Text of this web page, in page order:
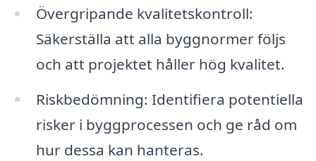
Övergripande kvalitetskontroll:
Säkerställa att alla byggnormer följs
och att projektet håller hög kvalitet.
Riskbedömning: Identifiera potentiella
risker i byggprocessen och ge råd om
hur dessa kan hanteras.